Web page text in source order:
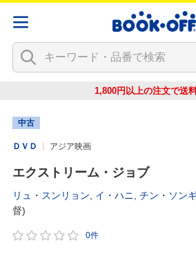
1,800円以上の注文で送
中古
ＤＶＤ アジア映画
エクストリーム・ジョブ
リュ・スンリョン イ・ハニ チン・ソン
督)
0件